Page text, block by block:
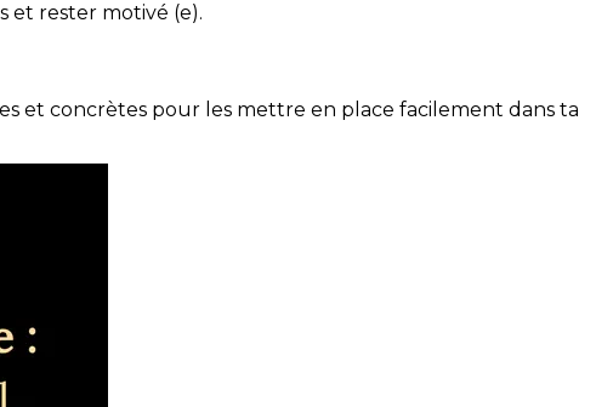
et rester motivé (e).
et concrètes pour les mettre en place facilement dans ta